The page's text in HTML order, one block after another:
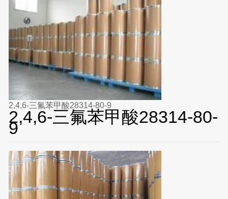
2,4,6-三氟苯甲酸28314-80-9
2,4,6-三氟苯甲酸28314-80-
9